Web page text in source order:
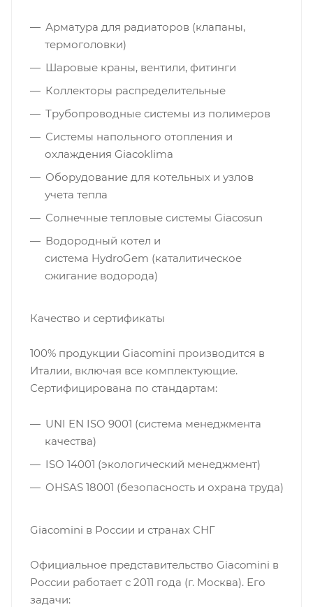
Арматура для радиаторов (клапаны,
термоголовки)
Шаровые краны, вентили, фитинги
Коллекторы распределительные
Трубопроводные системы из полимеров
Системы напольного отопления и
охлаждения Giacoklima
Оборудование для котельных и узлов
учета тепла
Солнечные тепловые системы Giacosun
Водородный котел и
система HydroGem (каталитическое
сжигание водорода)
Качество и сертификаты
100% продукции Giacomini производится в
Италии, включая все комплектующие.
Сертифицирована по стандартам:
UNI EN ISO 9001 (система менеджмента
качества)
ISO 14001 (экологический менеджмент)
OHSAS 18001 (безопасность и охрана труда)
Giacomini в России и странах СНГ
Официальное представительство Giacomini в
России работает с 2011 года (г. Москва). Его
задачи: